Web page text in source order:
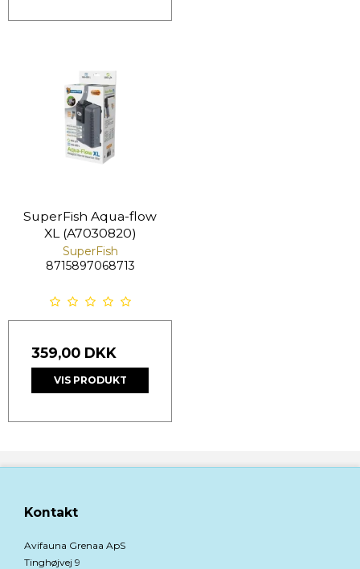
SuperFish Aqua-flow
XL (A7030820)
SuperFish
8715897068713
359,00 DKK
VIS PRODUKT
Kontakt
Avifauna Grenaa ApS
Tinghøjvej 9